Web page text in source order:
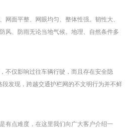
网面平整、网眼均匀、整体性强。韧性大、
风、防雨无论当地气候。地理、自然条件多
该产品防腐蚀性能好，有极强的防腐抗氧化
的优点。克服了电焊网焊接点易开焊脱落的
草牧场、林场、高速公路和生态环境的最佳
不仅影响过往车辆行驶，而且存在安全隐
段发现，跨越交通护栏网的不文明行为并不鲜
疾驰而过;10时30分，两女一男由南向北跨越
七一路北侧躲过3辆由东向西行驶的车辆，向
有点难度，在这里我们向广大客户介绍一